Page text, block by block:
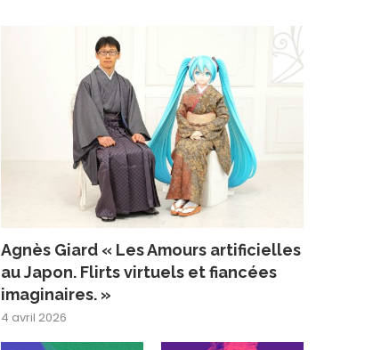
Agnès Giard « Les Amours artificielles
au Japon. Flirts virtuels et fiancées
imaginaires. »
4 avril 2026